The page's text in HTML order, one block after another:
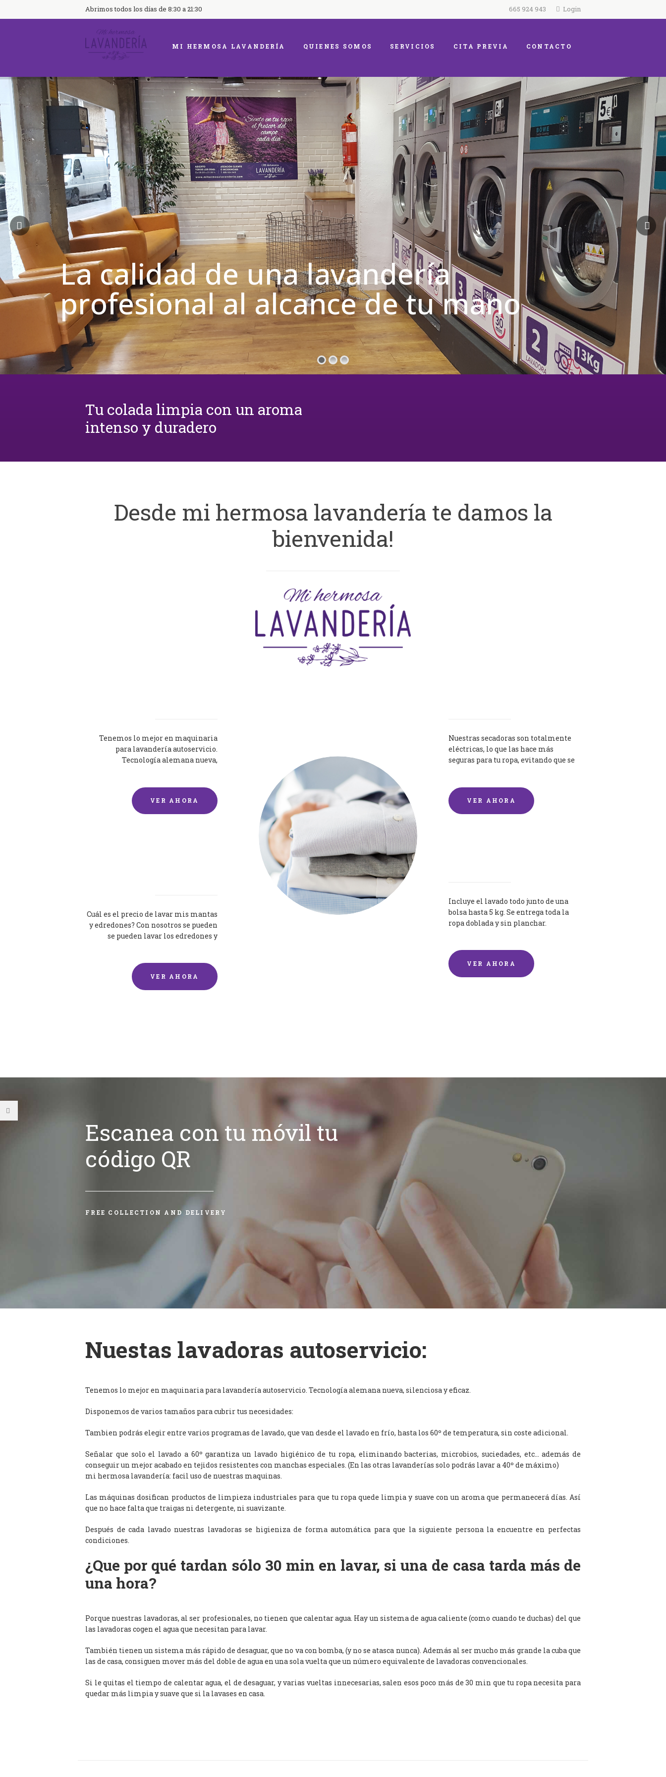
Abrimos todos los días de 8:30 a 21:30 665 924 943 Login
MI HERMOSA LAVANDERÍA QUIENES SOMOS SERVICIOS CITA PREVIA CONTACTO
La calidad de una lavandería
profesional al alcance de tu mano
Tu colada limpia con un aroma
intenso y duradero
Desde mi hermosa lavandería te damos la
bienvenida!
Tenemos lo mejor en maquinaria
para lavandería autoservicio.
Tecnología alemana nueva,
VER AHORA
Nuestras secadoras son totalmente
eléctricas, lo que las hace más
seguras para tu ropa, evitando que se
VER AHORA
Cuál es el precio de lavar mis mantas
y edredones? Con nosotros se pueden
se pueden lavar los edredones y
VER AHORA
Incluye el lavado todo junto de una
bolsa hasta 5 kg. Se entrega toda la
ropa doblada y sin planchar.
VER AHORA
Escanea con tu móvil tu
código QR
FREE COLLECTION AND DELIVERY
Nuestas lavadoras autoservicio:
Tenemos lo mejor en maquinaria para lavandería autoservicio. Tecnología alemana nueva, silenciosa y eficaz.
Disponemos de varios tamaños para cubrir tus necesidades:
Tambien podrás elegir entre varios programas de lavado, que van desde el lavado en frío, hasta los 60º de temperatura, sin coste adicional.
Señalar que solo el lavado a 60º garantiza un lavado higiénico de tu ropa, eliminando bacterias, microbios, suciedades, etc… además de
conseguir un mejor acabado en tejidos resistentes con manchas especiales. (En las otras lavanderías solo podrás lavar a 40º de máximo)
mi hermosa lavandería: facil uso de nuestras maquinas.
Las máquinas dosifican productos de limpieza industriales para que tu ropa quede limpia y suave con un aroma que permanecerá días. Así
que no hace falta que traigas ni detergente, ni suavizante.
Después de cada lavado nuestras lavadoras se higieniza de forma automática para que la siguiente persona la encuentre en perfectas
condiciones.
¿Que por qué tardan sólo 30 min en lavar, si una de casa tarda más de
una hora?
Porque nuestras lavadoras, al ser profesionales, no tienen que calentar agua. Hay un sistema de agua caliente (como cuando te duchas) del que
las lavadoras cogen el agua que necesitan para lavar.
También tienen un sistema más rápido de desaguar, que no va con bomba, (y no se atasca nunca). Además al ser mucho más grande la cuba que
las de casa, consiguen mover más del doble de agua en una sola vuelta que un número equivalente de lavadoras convencionales.
Si le quitas el tiempo de calentar agua, el de desaguar, y varias vueltas innecesarias, salen esos poco más de 30 min que tu ropa necesita para
quedar más limpia y suave que si la lavases en casa.